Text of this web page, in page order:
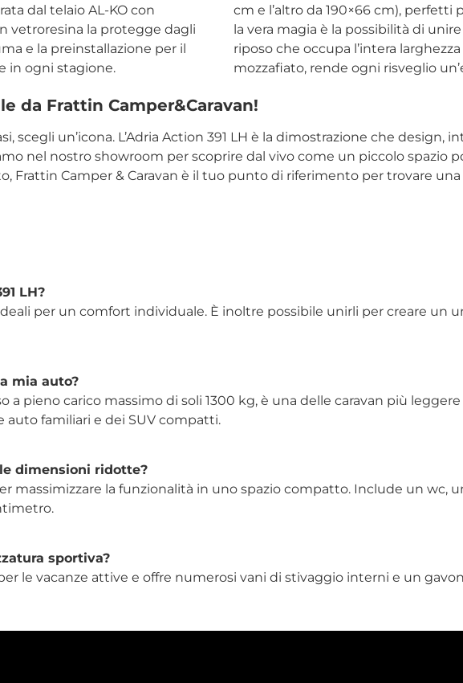
dal telaio AL-KO con
vetroresina la protegge dagli
e la preinstallazione per il
in ogni stagione.
cm e l’altro da 190×66 cm),
la vera magia è la possibilità di
riposo che occupa l’intera
mozzafiato, rende ogni risveglio
da Frattin Camper&Caravan!
scegli un’icona. L’Adria Action 391 LH è la dimostrazione che design,
nel nostro showroom per scoprire dal vivo come un piccolo spazio
Frattin Camper & Caravan è il tuo punto di riferimento per trovare
LH?
per un comfort individuale. È inoltre possibile unirli per creare un
mia auto?
a pieno carico massimo di soli 1300 kg, è una delle caravan più
familiari e dei SUV compatti.
dimensioni ridotte?
massimizzare la funzionalità in uno spazio compatto. Include un wc,
sportiva?
le vacanze attive e offre numerosi vani di stivaggio interni e un